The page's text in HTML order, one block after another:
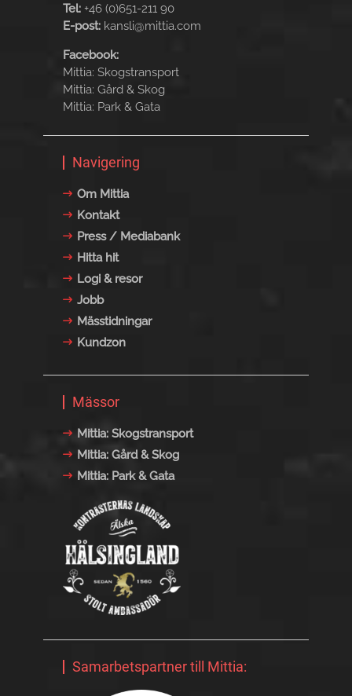
Tel: +46 (0)651-211 90
E-post: kansli@mittia.com
Facebook:
Mittia: Skogstransport
Mittia: Gård & Skog
Mittia: Park & Gata
Navigering
Om Mittia
Kontakt
Press / Mediabank
Hitta hit
Logi & resor
Jobb
Mässtidningar
Kundzon
Mässor
Mittia: Skogstransport
Mittia: Gård & Skog
Mittia: Park & Gata
Samarbetspartner till Mittia: